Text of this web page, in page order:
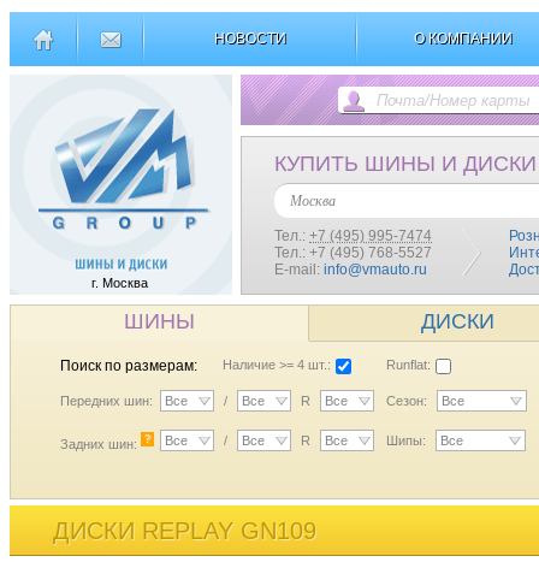
НОВОСТИ О КОМПАНИИ
г. Москва
КУПИТЬ ШИНЫ И ДИСКИ
Москва
Тел.: +7 (495) 995-7474
Тел.: +7 (495) 768-5527
E-mail: info@vmauto.ru
ШИНЫ ДИСКИ
Поиск по размерам: Наличие >= 4 шт.: Runflat:
Передних шин: Все / Все R Все Сезон: Все
Задних шин: ? Все / Все R Все Шипы: Все
ДИСКИ REPLAY GN109